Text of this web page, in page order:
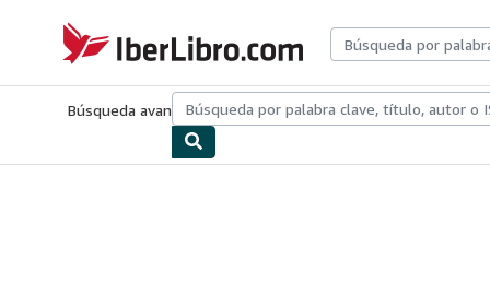
IberLibro.com
Búsqueda avanzadaColecciones Libros antiguosArte y